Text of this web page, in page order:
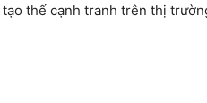
thế cạnh tranh trên thị